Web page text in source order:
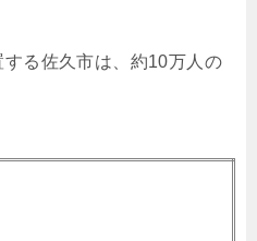
る佐久市は、約10万人の